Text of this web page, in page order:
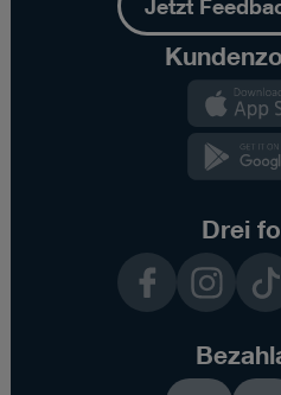
Jetzt
Drei
InstagramTikTok LinkedIn